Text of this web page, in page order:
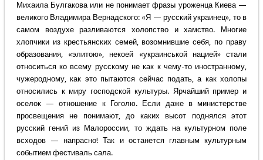
Михаила Булгакова или не понимает фразы уроженца Киева —
великого Владимира Вернадского: «Я — русский украинец», то в
самом воздухе разливаются холопство и хамство. Многие
хлопчики из крестьянских семей, возомнившие себя, по праву
образования, «элитою», некоей «украинськой нацией» стали
относиться ко всему русскому не как к чему-то иностранному,
чужеродному, как это пытаются сейчас подать, а как холопы
относились к миру господской культуры. Ярчайший пример и
оселок — отношение к Гоголю. Если даже в министерстве
просвещения не понимают, до каких высот поднялся этот
русский гений из Малороссии, то ждать на культурном поле
всходов — напрасно! Так и останется главным культурным
событием фестиваль сала.